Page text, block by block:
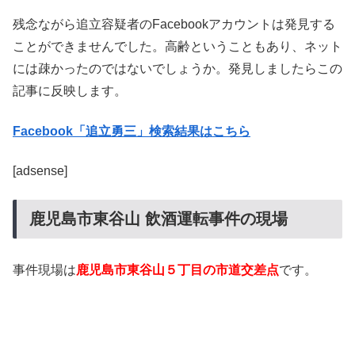
残念ながら追立容疑者のFacebookアカウントは発見する
ことができませんでした。高齢ということもあり、ネット
には疎かったのではないでしょうか。発見しましたらこの
記事に反映します。
Facebook「追立勇三」検索結果はこちら
[adsense]
鹿児島市東谷山 飲酒運転事件の現場
事件現場は鹿児島市東谷山５丁目の市道交差点です。